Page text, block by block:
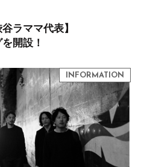
ラママ代表】
開設！